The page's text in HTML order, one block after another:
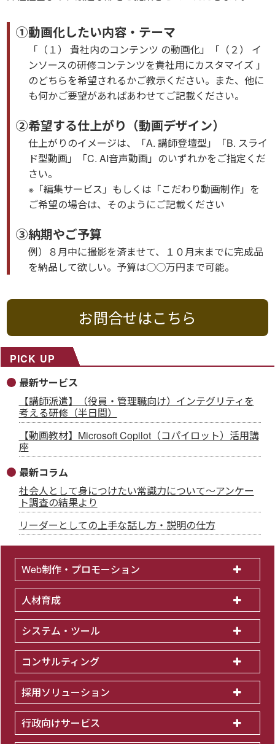
①動画化したい内容・テーマ
「（１） 貴社内のコンテンツ の動画化」「（２） イ
ンソースの研修コンテンツを貴社用にカスタマイズ 」
のどちらを希望されるかご教示ください。また、他に
も何かご要望があればあわせてご記載ください。
②希望する仕上がり（動画デザイン）
仕上がりのイメージは、「A. 講師登壇型」「B. スライ
ド型動画」「C. AI音声動画」のいずれかをご指定くだ
さい。
※「編集サービス」もしくは「こだわり動画制作」を
ご希望の場合は、そのようにご記載ください
③納期やご予算
例）８月中に撮影を済ませて、１０月末までに完成品
を納品して欲しい。予算は○○万円まで可能。
お問合せはこちら
PICK UP
最新サービス
【講師派遣】（役員・管理職向け）インテグリティを
考える研修（半日間）
【動画教材】Microsoft Copilot（コパイロット）活用講
座
最新コラム
社会人として身につけたい常識力について～アンケー
ト調査の結果より
リーダーとしての上手な話し方・説明の仕方
Web制作・プロモーション
人材育成
システム・ツール
コンサルティング
採用ソリューション
行政向けサービス